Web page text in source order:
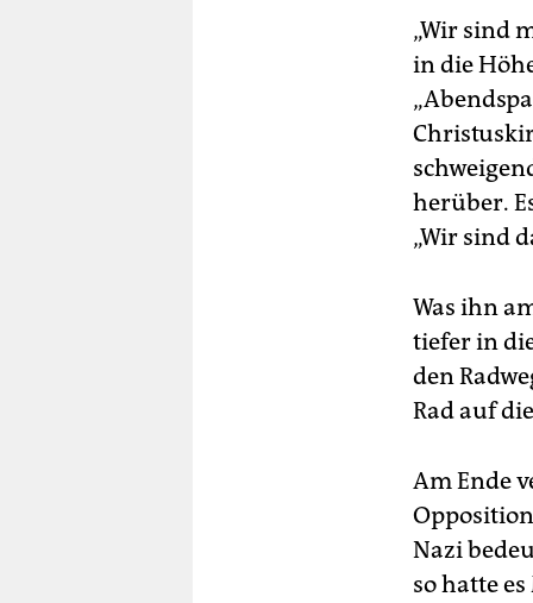
„Wir sind
in die
herüber.
„Wir sind
Was ihn
tiefer in
den
Rad auf
Am Ende
Nazi
so hatte